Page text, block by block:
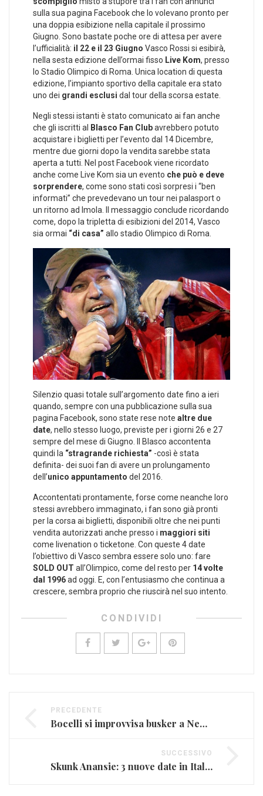
sulla sua pagina Facebook che lo volevano pronto per
una doppia esibizione nella capitale il prossimo
Giugno. Sono bastate poche ore di attesa per avere
l’ufficialità: il 22 e il 23 Giugno Vasco Rossi si esibirà,
nella sesta edizione dell’ormai fisso Live Kom, presso
lo Stadio Olimpico di Roma. Unica location di questa
edizione, l’impianto sportivo della capitale era stato
uno dei grandi esclusi dal tour della scorsa estate.
Negli stessi istanti è stato comunicato ai fan anche
che gli iscritti al
Blasco Fan Clubavrebbero potuto
acquistare i biglietti per l’evento dal 14 Dicembre,
mentre due giorni dopo la vendita sarebbe stata
aperta a tutti. Nel post Facebook viene ricordato
anche come Live Kom sia un evento che può e deve
sorprendere, come sono stati così sorpresi i “ben
informati” che prevedevano un tour nei palasport o
un ritorno ad Imola. Il messaggio conclude ricordando
come, dopo la tripletta di esibizioni del 2014, Vasco
sia ormai “di casa” allo stadio Olimpico di Roma.
Silenzio quasi totale sull’argomento date fino a ieri
quando, sempre con una pubblicazione sulla sua
pagina Facebook, sono state rese note altre due
date, nello stesso luogo, previste per i giorni 26 e 27
sempre del mese di Giugno. Il Blasco accontenta
quindi la “stragrande richiesta” -così è stata
definita- dei suoi fan di avere un prolungamento
dell’unico appuntamento del 2016.
Accontentati prontamente, forse come neanche loro
stessi avrebbero immaginato, i fan sono già pronti
per la corsa ai biglietti, disponibili oltre che nei punti
vendita autorizzati anche presso i maggiori siti
come livenation o ticketone. Con queste 4 date
l’obiettivo di Vasco sembra essere solo uno: fare
SOLD OUT all’Olimpico, come del resto per 14 volte
dal 1996ad oggi. E, con l’entusiasmo che continua a
crescere, sembra proprio che riuscirà nel suo intento.
CONDIVIDI
PRECEDENTE
Bocelli si improvvisa busker a New York (VIDEO)
SUCCESSIVO
Skunk Anansie: 3 nuove date in Italia